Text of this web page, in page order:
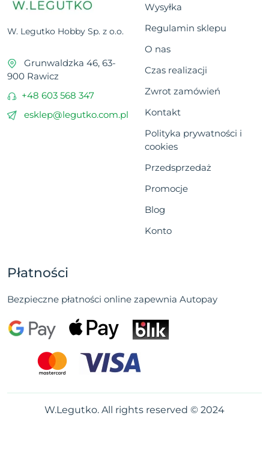
W. Legutko Hobby Sp. z o.o.
Grunwaldzka 46, 63-
900 Rawicz
+48 603 568 347
esklep@legutko.com.pl
Wysyłka
Regulamin sklepu
O nas
Czas realizacji
Zwrot zamówień
Kontakt
Polityka prywatności i
cookies
Przedsprzedaż
Promocje
Blog
Konto
Płatności
Bezpieczne płatności online zapewnia Autopay
W.Legutko. All rights reserved © 2024